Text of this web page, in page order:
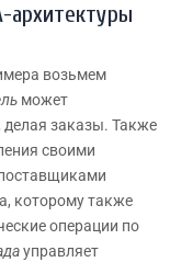
архитектуры
возьмем
может
делая заказы. Также
своими
которому также
операции по
управляет